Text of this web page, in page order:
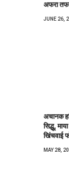
अफरा
JUNE 26,
अचानक
सिद्धू,
खिंचवाई
MAY 28,